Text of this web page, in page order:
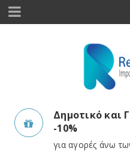
Δημοτικό και
-10%
για αγορές άνω